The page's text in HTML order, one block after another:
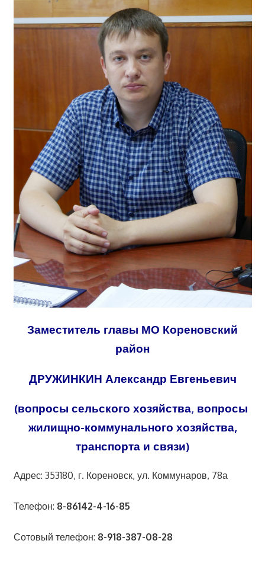
Заместитель главы МО Кореновский
район
ДРУЖИНКИН Александр Евгеньевич
(вопросы сельского хозяйства, вопросы
жилищно-коммунального хозяйства,
транспорта и связи)
Адрес: 353180, г. Кореновск, ул. Коммунаров, 78а
Телефон: 8-86142-4-16-85
Сотовый телефон: 8-918-387-08-28